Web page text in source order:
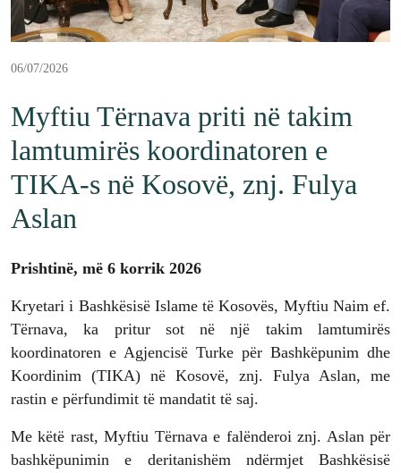
06/07/2026
Myftiu Tërnava priti në takim
lamtumirës koordinatoren e
TIKA-s në Kosovë, znj. Fulya
Aslan
Prishtinë, më 6 korrik 2026
Kryetari i Bashkësisë Islame të Kosovës, Myftiu Naim ef.
Tërnava, ka pritur sot në një takim lamtumirës
koordinatoren e Agjencisë Turke për Bashkëpunim dhe
Koordinim (TIKA) në Kosovë, znj. Fulya Aslan, me
rastin e përfundimit të mandatit të saj.
Me këtë rast, Myftiu Tërnava e falënderoi znj. Aslan për
bashkëpunimin e deritanishëm ndërmjet Bashkësisë